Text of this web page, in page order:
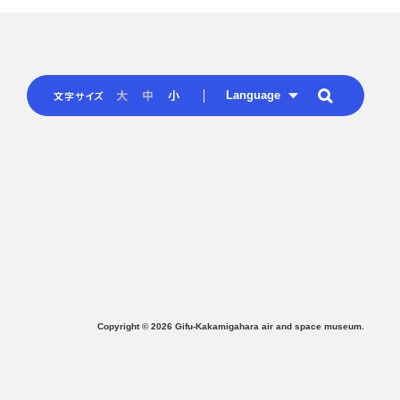
文字サイズ 大 中 小 Language
Copyright ©2026 Gifu-Kakamigahara air and space museum.